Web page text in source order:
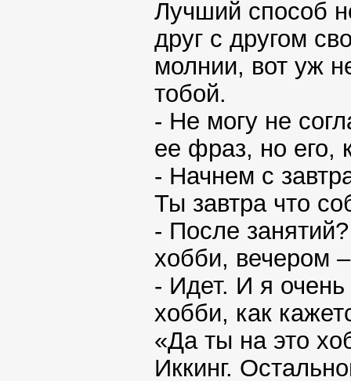
Лучший способ
друг с другом
молнии, вот уж
тобой.
- Не могу не
ее фраз, но его,
- Начнем с
Ты завтра что
- После
хобби, вечером
- Идет. И я очень
хобби, как
«Да ты на это
Иккинг.